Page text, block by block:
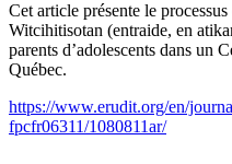
Cet article présente le
Witcihitisotan (entraide, en
parents d’adolescents dans un
Québec.
https://www.erudit.org/en/
fpcfr06311/1080811ar/